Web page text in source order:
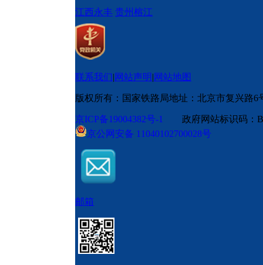
江西永丰 贵州榕江
联系我们|网站声明|网站地图
版权所有：国家铁路局地址：北京市复兴路6
京ICP备19004382号-1
政府网站标识码
京公网安备 11040102700028号
邮箱